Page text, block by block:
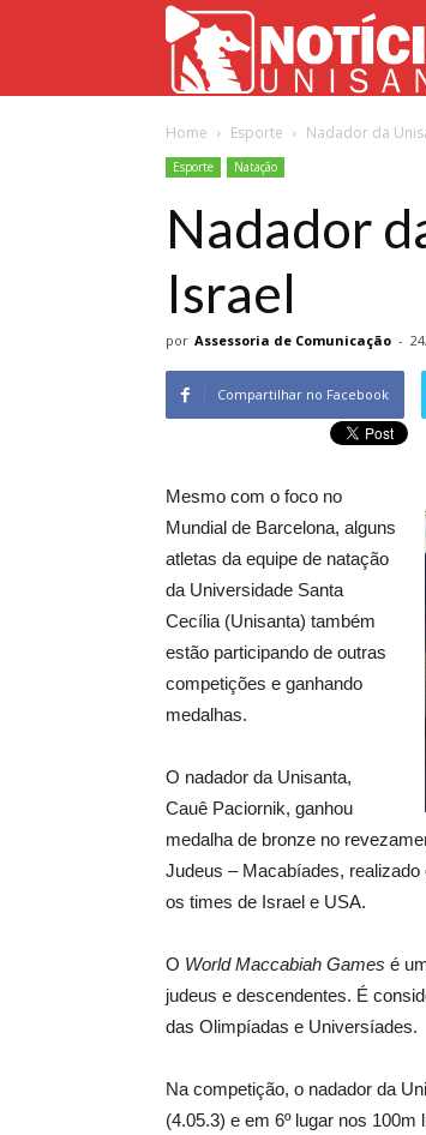
Home Esporte Nadador da
Esporte Natação
Nadador
Israel
por Assessoria de Comunicação -
Compartilhar no Facebook
Mesmo com o foco no
Mundial de Barcelona, alguns
atletas da equipe de natação
da Universidade Santa
Cecília (Unisanta) também
estão participando de outras
competições e ganhando
medalhas.
O nadador da Unisanta,
Cauê Paciornik, ganhou
medalha de bronze no
Judeus – Macabíades,
os times de Israel e USA.
O World Maccabiah Games é
judeus e descendentes. É
das Olimpíadas e Universíades.
Na competição, o nadador da
(4.05.3) e em 6º lugar nos